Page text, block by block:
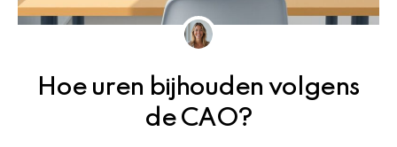
Hoe uren bijhouden volgens
de CAO?